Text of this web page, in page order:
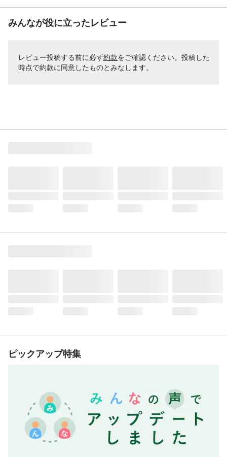
みんなが役に立ったレビュー
レビュー投稿する前に必ず約款をご確認ください。投稿した
時点で約款に同意したものとみなします。
ピックアップ特集